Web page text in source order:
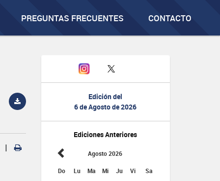
PREGUNTAS FRECUENTES CONTACTO
Edición del
6 de Agosto de 2026
Ediciones Anteriores
Agosto 2026
Do Lu Ma Mi Ju Vi Sa
|